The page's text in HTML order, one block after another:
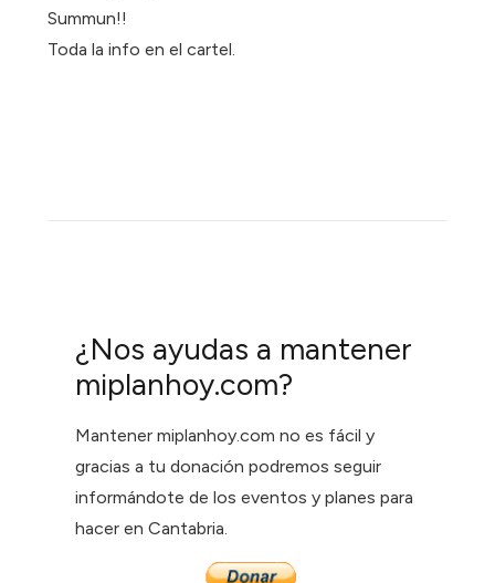
Summun!!
Toda la info en el cartel.
¿Nos ayudas a mantener
miplanhoy.com?
Mantener miplanhoy.com no es fácil y
gracias a tu donación podremos seguir
informándote de los eventos y planes para
hacer en Cantabria.